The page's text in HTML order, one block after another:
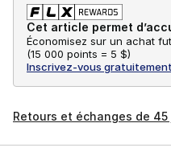
Cet article permet
Économisez sur un achat
(15 000 points = 5 $)
Inscrivez-vous gratuitement
Retours et échanges de 45